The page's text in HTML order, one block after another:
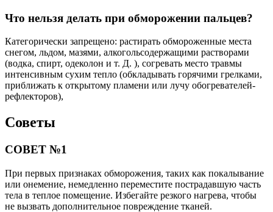
Что нельзя делать при обморожении пальцев?
Категорически запрещено: растирать обмороженные места
снегом, льдом, мазями, алкогольсодержащими растворами
(водка, спирт, одеколон и т. Д. ), согревать место травмы
интенсивным сухим тепло (обкладывать горячими грелками,
приближать к открытому пламени или лучу обогревателей-
рефлекторов),
Советы
СОВЕТ №1
При первых признаках обморожения, таких как покалывание
или онемение, немедленно переместите пострадавшую часть
тела в теплое помещение. Избегайте резкого нагрева, чтобы
не вызвать дополнительное повреждение тканей.